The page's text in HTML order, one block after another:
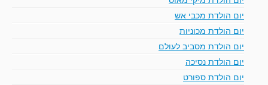
יום הולדת מכבי אש
יום הולדת מכוניות
יום הולדת מסביב לעולם
יום הולדת נסיכה
יום הולדת ספורט